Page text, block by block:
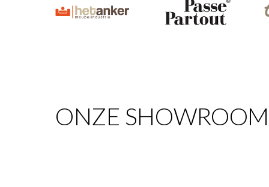
ONZE SHOWROOM